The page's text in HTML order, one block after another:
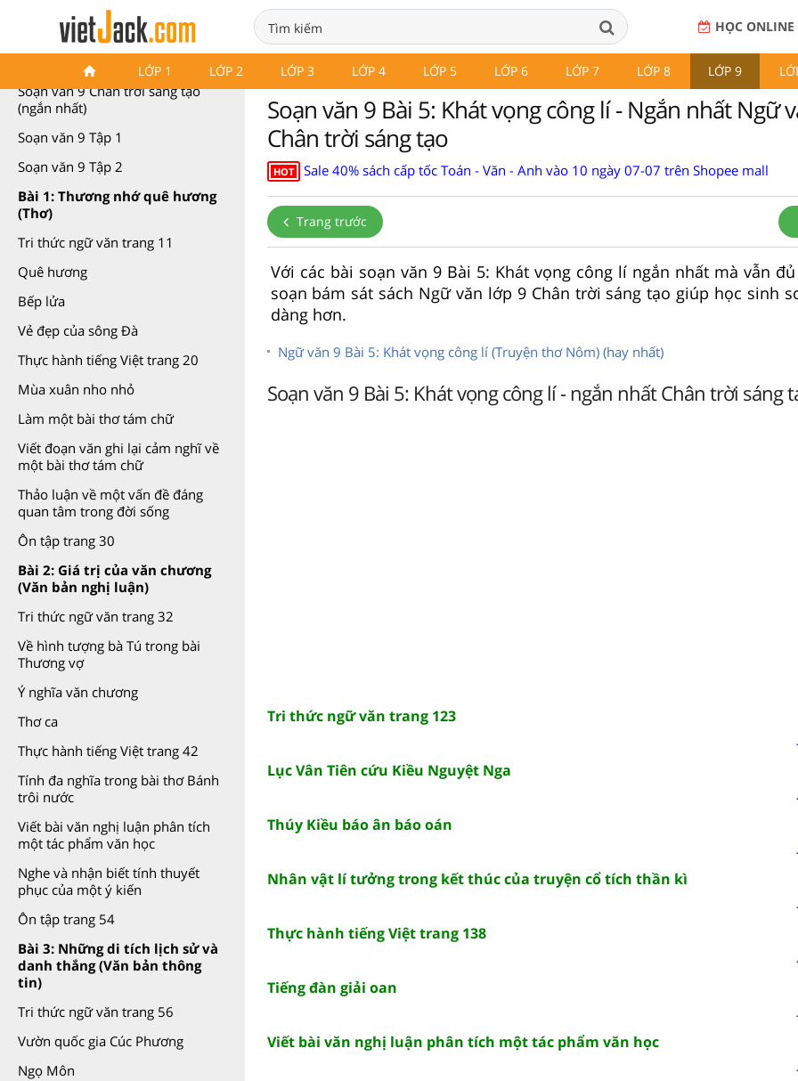
HỌC ONLINE
LỚP 1 LỚP 2 LỚP 3 LỚP 4 LỚP 5 LỚP 6 LỚP 7 LỚP 8 LỚP 9
Soạn văn 9 Chân trời sáng tạo
Soạn văn 9 Chân trời sáng tạo
(ngắn nhất)
Soạn văn 9 Tập 1
Soạn văn 9 Tập 2
Bài 1: Thương nhớ quê hương
(Thơ)
Tri thức ngữ văn trang 11
Quê hương
Bếp lửa
Vẻ đẹp của sông Đà
Thực hành tiếng Việt trang 20
Mùa xuân nho nhỏ
Làm một bài thơ tám chữ
Viết đoạn văn ghi lại cảm nghĩ về
một bài thơ tám chữ
Thảo luận về một vấn đề đáng
quan tâm trong đời sống
Ôn tập trang 30
Bài 2: Giá trị của văn chương
(Văn bản nghị luận)
Tri thức ngữ văn trang 32
Về hình tượng bà Tú trong bài
Thương vợ
Ý nghĩa văn chương
Thơ ca
Thực hành tiếng Việt trang 42
Tính đa nghĩa trong bài thơ Bánh
trôi nước
Viết bài văn nghị luận phân tích
một tác phẩm văn học
Nghe và nhận biết tính thuyết
phục của một ý kiến
Ôn tập trang 54
Bài 3: Những di tích lịch sử và
danh thắng (Văn bản thông
tin)
Tri thức ngữ văn trang 56
Vườn quốc gia Cúc Phương
Ngọ Môn
Soạn văn 9 Bài 5: Khát vọng công lí - Ngắn nhất Ngữ
Chân trời sáng tạo
HOT Sale 40% sách cấp tốc Toán - Văn - Anh vào 10 ngày 07-07 trên Shopee mall
Trang trước
Với các bài soạn văn 9 Bài 5: Khát vọng công lí ngắn nhất mà vẫn
soạn bám sát sách Ngữ văn lớp 9 Chân trời sáng tạo giúp học sinh
dàng hơn.
Ngữ văn 9 Bài 5: Khát vọng công lí (Truyện thơ Nôm) (hay nhất)
Soạn văn 9 Bài 5: Khát vọng công lí - ngắn nhất Chân trời sáng
Tri thức ngữ văn trang 123
Lục Vân Tiên cứu Kiều Nguyệt Nga
Thúy Kiều báo ân báo oán
Nhân vật lí tưởng trong kết thúc của truyện cổ tích thần kì
Thực hành tiếng Việt trang 138
Tiếng đàn giải oan
Viết bài văn nghị luận phân tích một tác phẩm văn học